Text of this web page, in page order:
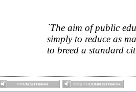
`The aim of public
simply to reduce as
to breed a standard